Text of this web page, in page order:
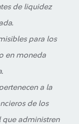
de liquidez
para los
en moneda
a la
de los
que administren